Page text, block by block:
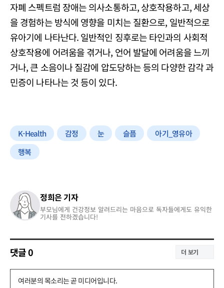
자폐 스펙트럼 장애는 의사소통하고, 상호작용하고, 세상
을 경험하는 방식에 영향을 미치는 질환으로, 일반적으로
유아기에 나타난다. 일반적인 징후로는 타인과의 사회적
상호작용에 어려움을 겪거나, 언어 발달에 어려움을 느끼
거나, 큰 소음이나 질감에 압도당하는 등의 다양한 감각 과
민증이 나타나는 것 등이 있다.
K-Health 감정 눈 슬픔
아기_영유아
행복
정희은 기자
부모님에게 건강정보 알려드리는 마음으로 독자들에게도 유익한
기사를 전하겠습니다!
댓글0 더 보기
댓